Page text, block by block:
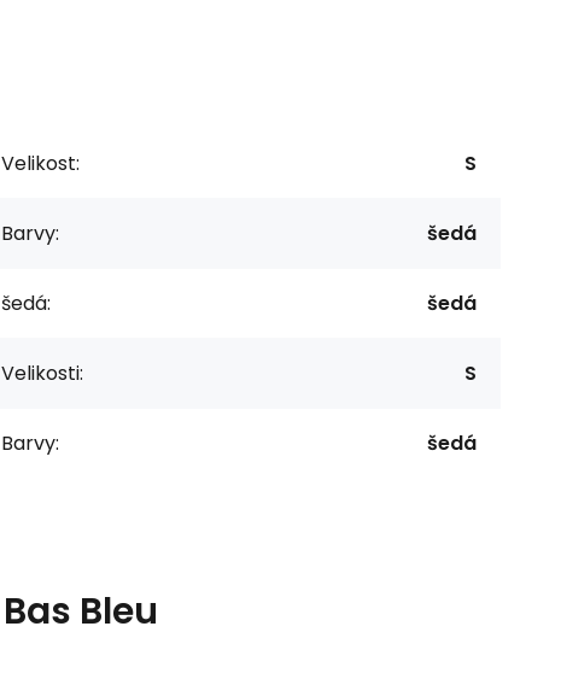
Velikost: S
Barvy: šedá
šedá: šedá
Velikosti: S
Barvy: šedá
Bleu